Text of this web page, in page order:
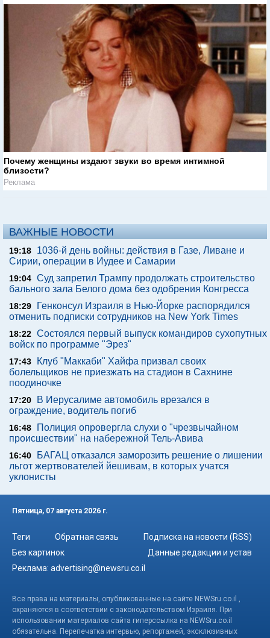
Почему женщины издают звуки во время интимной
близости?
Реклама
ВАЖНЫЕ НОВОСТИ
19:18
1036-й день войны: действия в Газе, Ливане и
Сирии, операции в Иудее и Самарии
19:04 Суд запретил Трампу продолжать строительство
бального зала Белого дома без одобрения Конгресса
18:29
Генконсул Израиля в Нью-Йорке распорядился
отменить подписки сотрудников на New York Times
18:22 Состоялся первый выпуск командиров сухопутных
войск по программе "Эрез"
17:43
Клуб "Маккаби" Хайфа призвал своих
болельщиков не приезжать на стадион в Сахнине
поодиночке
17:20
В Иерусалиме автомобиль врезался в
ограждение, водитель погиб
16:48
Полиция опровергла слухи о "чрезвычайном
происшествии" на набережной Тель-Авива
16:40
БАГАЦ отказался заморозить решение о лишении
льгот жертвователей йешивам, в которых учатся
уклонисты
Пятница, 07 августа 2026 г.
Теги Обратная связь
Подписка на новости (RSS)
Без картинок
Данные редакции и устав
Реклама: advertising@newsru.co.il
Все права на материалы, опубликованные на сайте NEWSru.co.il ,
охраняются в соответствии с законодательством Израиля. При
использовании материалов сайта гиперссылка на NEWSru.co.il
обязательна. Перепечатка интервью, репортажей, эксклюзивных